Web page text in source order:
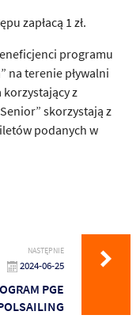
zapłacą 1 zł.
programu
na terenie pływalni
korzystający z
skorzystają z
podanych w
NASTĘPNIE
2024-06-25
PGE